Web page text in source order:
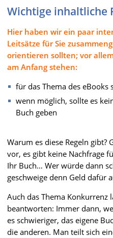
Wichtige inhaltliche
Hier haben wir ein paar
Leitsätze für Sie
orientieren sollten; vor
am Anfang stehen:
für das Thema des eBooks
wenn möglich, sollte es
Buch geben
Warum es diese Regeln gibt?
vor, es gibt keine Nachfrage
Ihr Buch… Wer würde dann
geschweige denn Geld dafür
Auch das Thema Konkurrenz
beantworten: Immer dann,
es schwieriger, das eigene
die anderen. Man teilt sich